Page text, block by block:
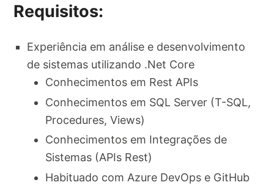
Requisitos:
Experiência em análise e desenvolvimento
de sistemas utilizando .Net Core
Conhecimentos em Rest APIs
Conhecimentos em SQL Server (T-SQL,
Procedures, Views)
Conhecimentos em Integrações de
Sistemas (APIs Rest)
Habituado com Azure DevOps e GitHub